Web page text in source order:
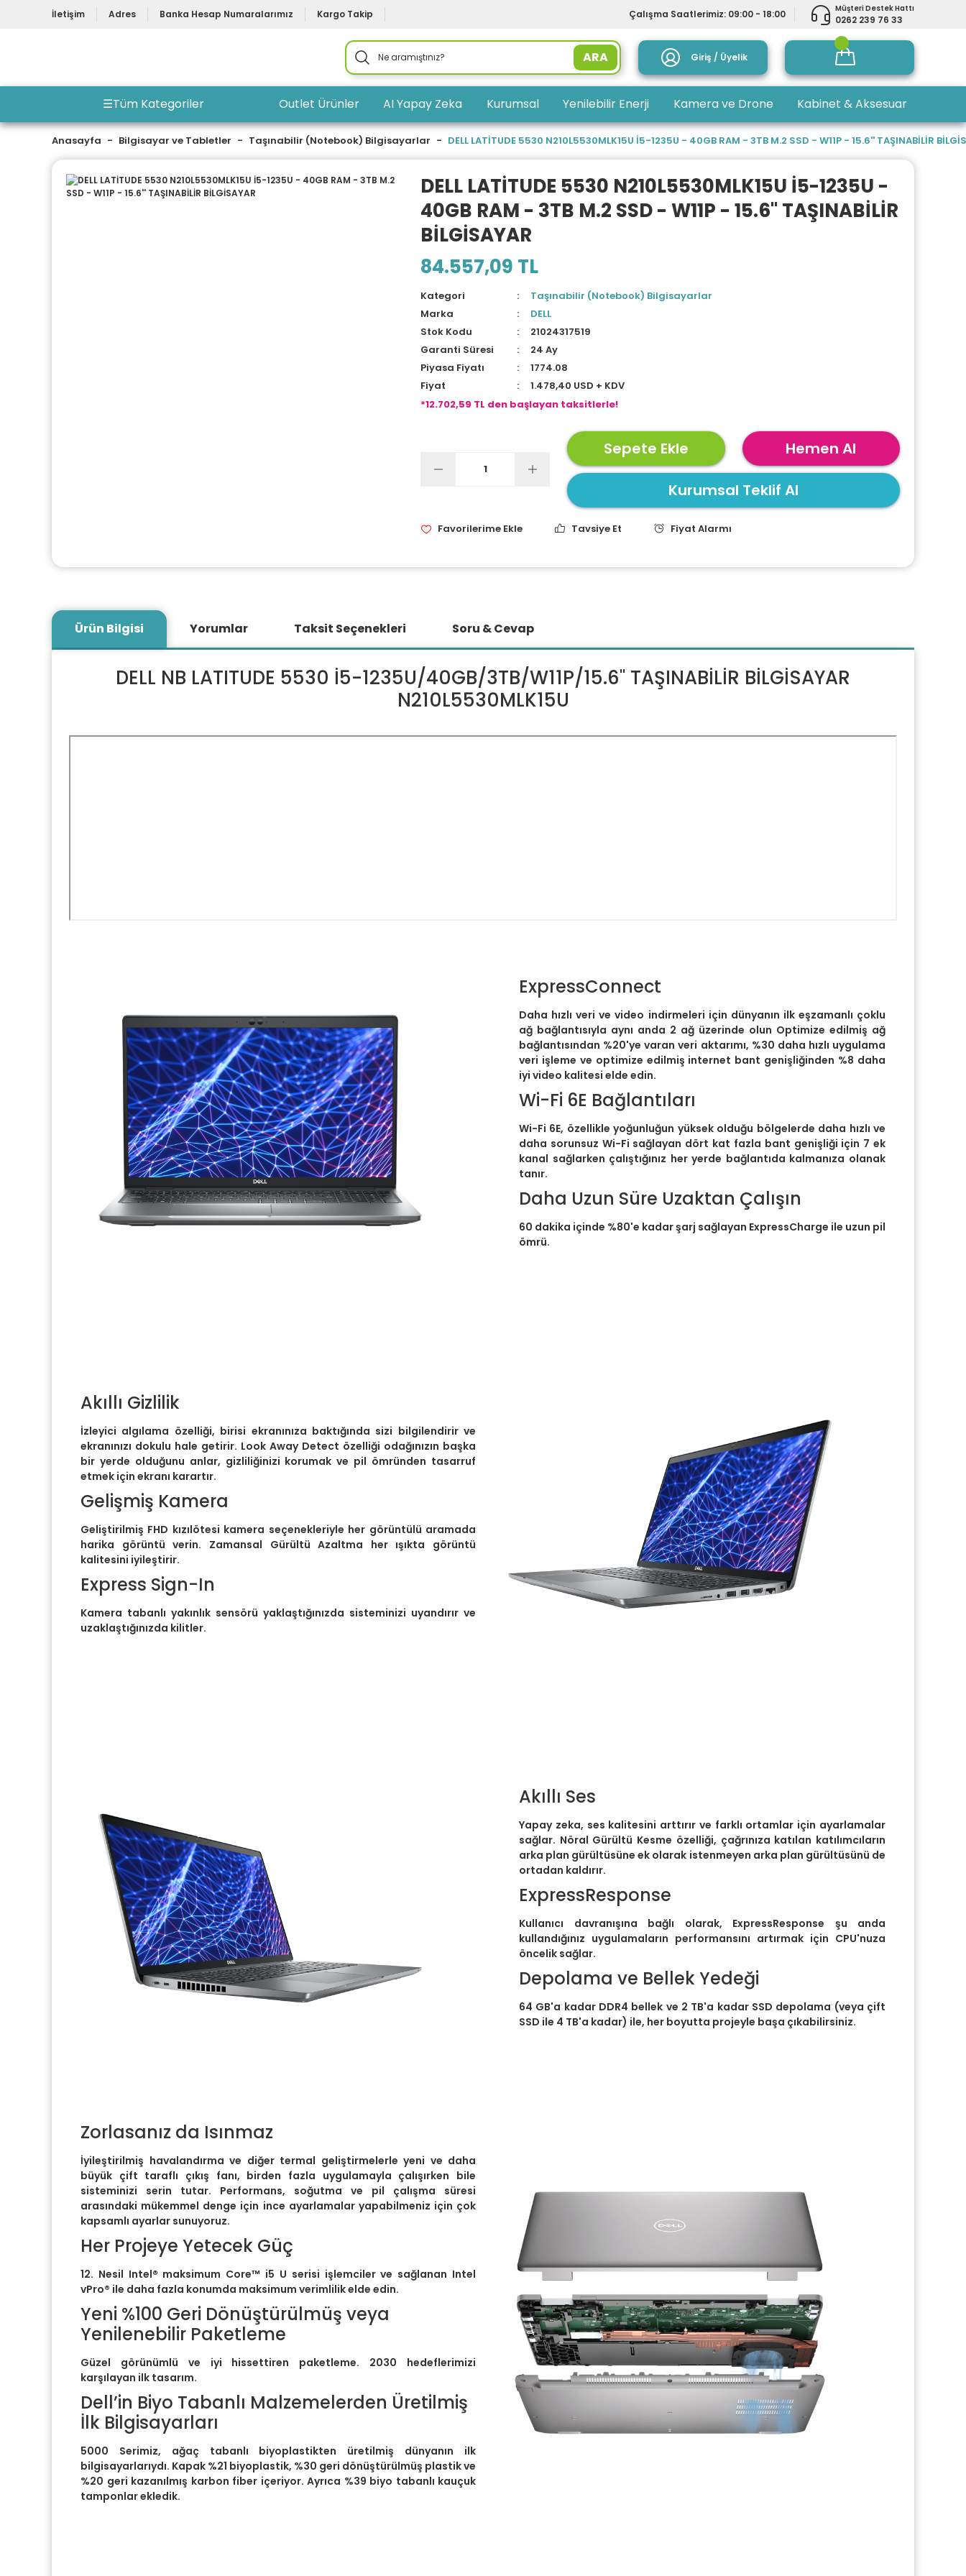
İletişim Adres Banka Hesap Numaralarımız Kargo Takip Çalışma Saatlerimiz: 09:00 - 18:00 Müşteri Destek Hattı
0262 239 76 33
ARA Giriş / Üyelik
☰Tüm Kategoriler Outlet Ürünler AI Yapay Zeka Kurumsal Yenilebilir Enerji Kamera ve Drone Kabinet & Aksesuar
Anasayfa Bilgisayar ve Tabletler Taşınabilir (Notebook) Bilgisayarlar DELL LATİTUDE 5530 N210L5530MLK15U İ5-1235U - 40GB RAM - 3TB M.2 SSD - W11P - 15.6'' TAŞINABİLİR
DELL LATİTUDE 5530 N210L5530MLK15U İ5-1235U -
40GB RAM - 3TB M.2 SSD - W11P - 15.6'' TAŞINABİLİR
BİLGİSAYAR
84.557,09 TL
Kategori
Taşınabilir (Notebook) Bilgisayarlar
Marka
DELL
Stok Kodu
21024317519
Garanti Süresi
24 Ay
Piyasa Fiyatı
1774.08
Fiyat
1.478,40 USD + KDV
*12.702,59 TL den başlayan taksitlerle!
Sepete Ekle Hemen Al
Kurumsal Teklif Al
Tavsiye Et Fiyat Alarmı
Ürün Bilgisi Yorumlar Taksit Seçenekleri Soru & Cevap
DELL NB LATITUDE 5530 İ5-1235U/40GB/3TB/W11P/15.6'' TAŞINABİLİR BİLGİSAYAR
N210L5530MLK15U
ExpressConnect
Daha hızlı veri ve video indirmeleri için dünyanın ilk eşzamanlı çoklu
ağ bağlantısıyla aynı anda 2 ağ üzerinde olun Optimize edilmiş ağ
bağlantısından %20'ye varan veri aktarımı, %30 daha hızlı uygulama
veri işleme ve optimize edilmiş internet bant genişliğinden %8 daha
iyi video kalitesi elde edin.
Wi-Fi 6E Bağlantıları
Wi-Fi 6E, özellikle yoğunluğun yüksek olduğu bölgelerde daha hızlı ve
daha sorunsuz Wi-Fi sağlayan dört kat fazla bant genişliği için 7 ek
kanal sağlarken çalıştığınız her yerde bağlantıda kalmanıza olanak
tanır.
Daha Uzun Süre Uzaktan Çalışın
60 dakika içinde %80'e kadar şarj sağlayan ExpressCharge ile uzun pil
ömrü.
Akıllı Gizlilik
İzleyici algılama özelliği, birisi ekranınıza baktığında sizi bilgilendirir ve
ekranınızı dokulu hale getirir. Look Away Detect özelliği odağınızın başka
bir yerde olduğunu anlar, gizliliğinizi korumak ve pil ömründen tasarruf
etmek için ekranı karartır.
Gelişmiş Kamera
Geliştirilmiş FHD kızılötesi kamera seçenekleriyle her görüntülü aramada
harika görüntü verin. Zamansal Gürültü Azaltma her ışıkta görüntü
kalitesini iyileştirir.
Express Sign-In
Kamera tabanlı yakınlık sensörü yaklaştığınızda sisteminizi uyandırır ve
uzaklaştığınızda kilitler.
Akıllı Ses
Yapay zeka, ses kalitesini arttırır ve farklı ortamlar için ayarlamalar
sağlar. Nöral Gürültü Kesme özelliği, çağrınıza katılan katılımcıların
arka plan gürültüsüne ek olarak istenmeyen arka plan gürültüsünü de
ortadan kaldırır.
ExpressResponse
Kullanıcı davranışına bağlı olarak, ExpressResponse şu anda
kullandığınız uygulamaların performansını artırmak için CPU'nuza
öncelik sağlar.
Depolama ve Bellek Yedeği
64 GB'a kadar DDR4 bellek ve 2 TB'a kadar SSD depolama (veya çift
SSD ile 4 TB'a kadar) ile, her boyutta projeyle başa çıkabilirsiniz.
Zorlasanız da Isınmaz
İyileştirilmiş havalandırma ve diğer termal geliştirmelerle yeni ve daha
büyük çift taraflı çıkış fanı, birden fazla uygulamayla çalışırken bile
sisteminizi serin tutar. Performans, soğutma ve pil çalışma süresi
arasındaki mükemmel denge için ince ayarlamalar yapabilmeniz için çok
kapsamlı ayarlar sunuyoruz.
Her Projeye Yetecek Güç
12. Nesil Intel® maksimum Core™ i5 U serisi işlemciler ve sağlanan Intel
vPro® ile daha fazla konumda maksimum verimlilik elde edin.
Yeni %100 Geri Dönüştürülmüş veya
Yenilenebilir Paketleme
Güzel görünümlü ve iyi hissettiren paketleme. 2030 hedeflerimizi
karşılayan ilk tasarım.
Dell’in Biyo Tabanlı Malzemelerden Üretilmiş
İlk Bilgisayarları
5000 Serimiz, ağaç tabanlı biyoplastikten üretilmiş dünyanın ilk
bilgisayarlarıydı. Kapak %21 biyoplastik, %30 geri dönüştürülmüş plastik ve
%20 geri kazanılmış karbon fiber içeriyor. Ayrıca %39 biyo tabanlı kauçuk
tamponlar ekledik.